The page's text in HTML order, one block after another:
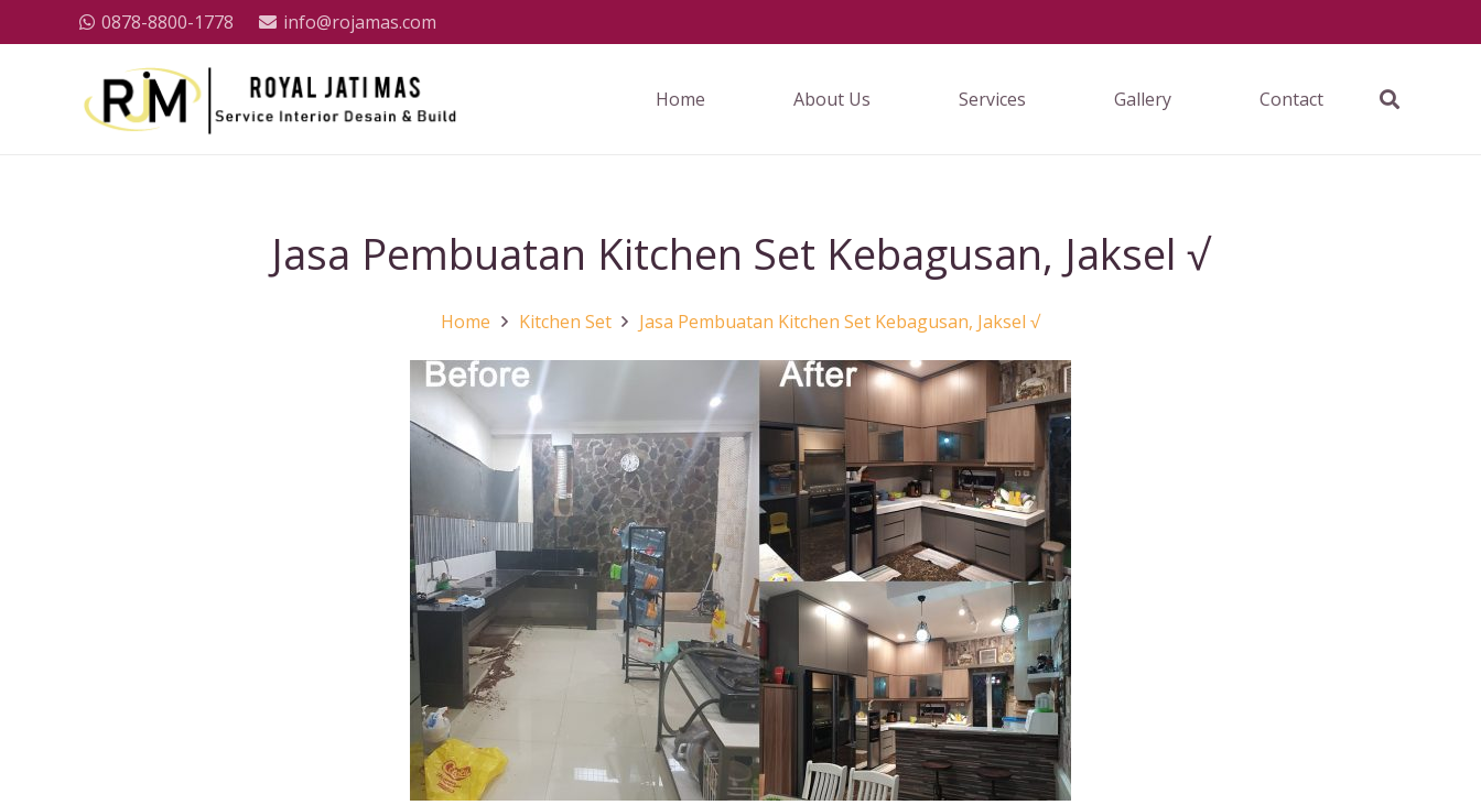
0878-8800-1778 info@rojamas.com
Home About Us Services Gallery Contact
Jasa Pembuatan Kitchen Set Kebagusan, Jaksel √
Home Kitchen Set Jasa Pembuatan Kitchen Set Kebagusan, Jaksel √